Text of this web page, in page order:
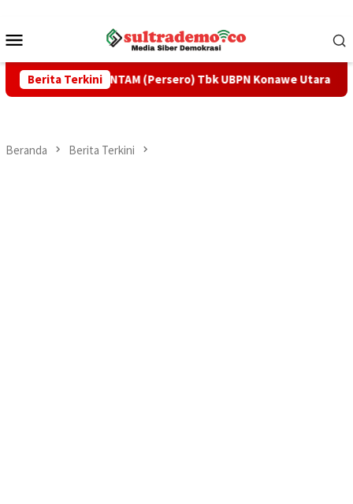
konten
Mobile
Berita Terkini
PT ANTAM (Persero) Tbk UBPN Konawe Utara Panen Perdana
Beranda Berita Terkini